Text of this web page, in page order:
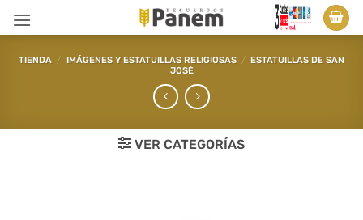
TIENDA / IMÁGENES Y ESTATUILLAS RELIGIOSAS / ESTATUILLAS DE SAN
JOSÉ
VER CATEGORÍAS